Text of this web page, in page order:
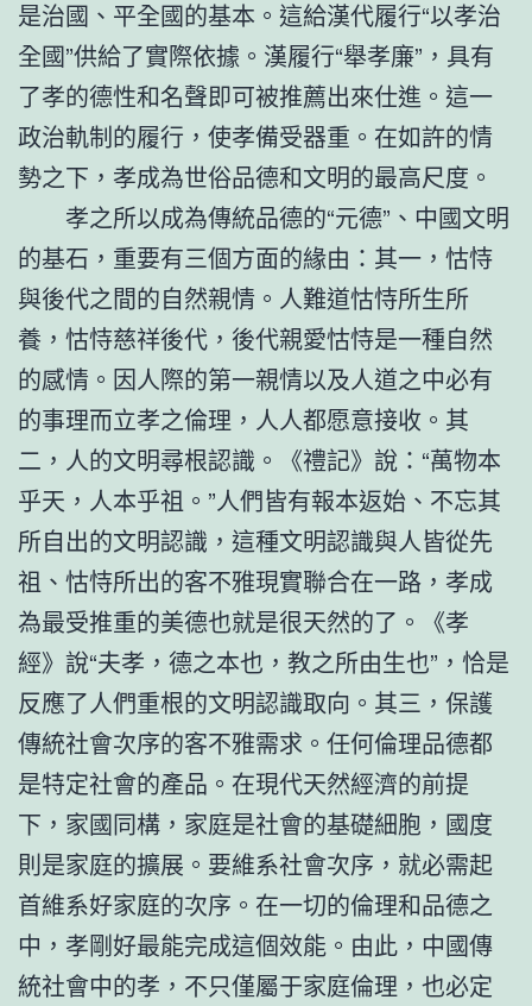
是治國、平全國的基本。這給漢代履行“以孝治
全國”供給了實際依據。漢履行“舉孝廉”，具有
了孝的德性和名聲即可被推薦出來仕進。這一
政治軌制的履行，使孝備受器重。在如許的情
勢之下，孝成為世俗品德和文明的最高尺度。
孝之所以成為傳統品德的“元德”、中國文明
的基石，重要有三個方面的緣由：其一，怙恃
與後代之間的自然親情。人難道怙恃所生所
養，怙恃慈祥後代，後代親愛怙恃是一種自然
的感情。因人際的第一親情以及人道之中必有
的事理而立孝之倫理，人人都愿意接收。其
二，人的文明尋根認識。《禮記》說：“萬物本
乎天，人本乎祖。”人們皆有報本返始、不忘其
所自出的文明認識，這種文明認識與人皆從先
祖、怙恃所出的客不雅現實聯合在一路，孝成
為最受推重的美德也就是很天然的了。《孝
經》說“夫孝，德之本也，教之所由生也”，恰是
反應了人們重根的文明認識取向。其三，保護
傳統社會次序的客不雅需求。任何倫理品德都
是特定社會的產品。在現代天然經濟的前提
下，家國同構，家庭是社會的基礎細胞，國度
則是家庭的擴展。要維系社會次序，就必需起
首維系好家庭的次序。在一切的倫理和品德之
中，孝剛好最能完成這個效能。由此，中國傳
統社會中的孝，不只僅屬于家庭倫理，也必定